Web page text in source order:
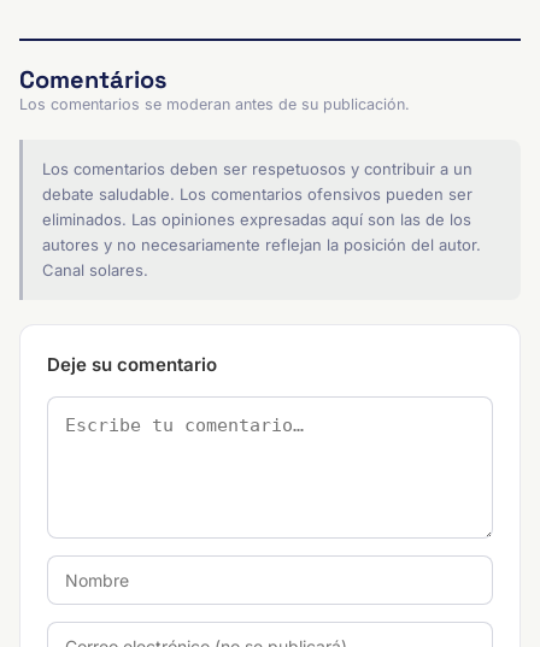
Comentários
Los comentarios se moderan antes de su publicación.
Los comentarios deben ser respetuosos y contribuir a un
debate saludable. Los comentarios ofensivos pueden ser
eliminados. Las opiniones expresadas aquí son las de los
autores y no necesariamente reflejan la posición del autor.
Canal solares.
Deje su comentario